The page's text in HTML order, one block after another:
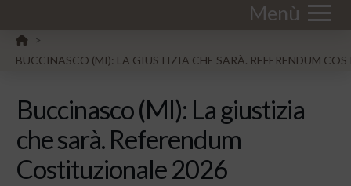
Menù
HOME
>
BUCCINASCO (MI): LA GIUSTIZIA CHE SARÀ. REFERENDUM
Buccinasco (MI): La giustizia
che sarà. Referendum
Costituzionale 2026